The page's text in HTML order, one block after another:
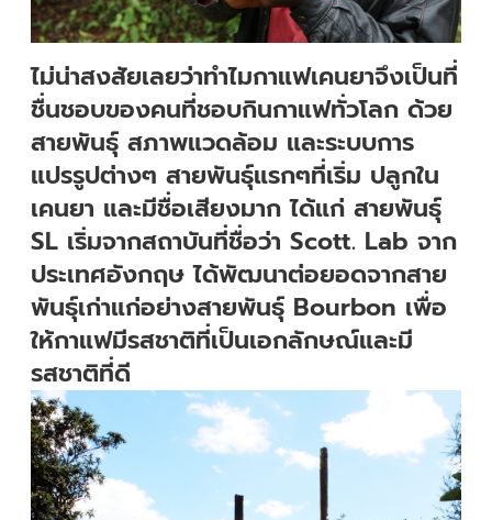
ไม่น่าสงสัยเลยว่าทำไมกาแฟเคนยาจึงเป็นที่
ชื่นชอบของคนที่ชอบกินกาแฟทั่วโลก ด้วย
สายพันธุ์ สภาพแวดล้อม และระบบการ
แปรรูปต่างๆ สายพันธุ์แรกๆที่เริ่ม ปลูกใน
เคนยา และมีชื่อเสียงมาก ได้แก่ สายพันธุ์
SL เริ่มจากสถาบันที่ชื่อว่า Scott. Lab จาก
ประเทศอังกฤษ ได้พัฒนาต่อยอดจากสาย
พันธุ์เก่าแก่อย่างสายพันธุ์ Bourbon เพื่อ
ให้กาแฟมีรสชาติที่เป็นเอกลักษณ์และมี
รสชาติที่ดี